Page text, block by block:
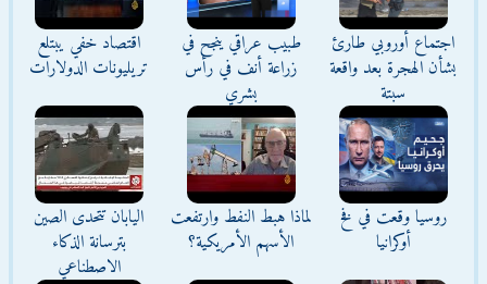
اجتماع أوروبي طارئ
بشأن الهجرة بعد واقعة
سبتة
طبيب عراقي ينجح في
زراعة أنف في رأس
بشري
اقتصاد خفي يبتلع
تريليونات الدولارات
روسيا وقعت في فخ
أوكرانيا
لماذا هبط النفط وارتفعت
الأسهم الأمريكية؟
اليابان تتحدى الصين
بترسانة الذكاء
الاصطناعي